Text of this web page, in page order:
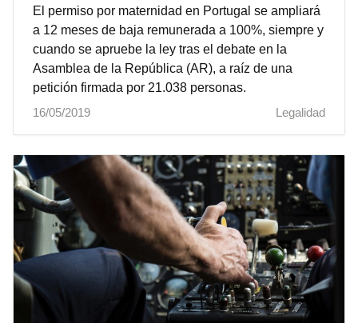
El permiso por maternidad en Portugal se ampliará
a 12 meses de baja remunerada a 100%, siempre y
cuando se apruebe la ley tras el debate en la
Asamblea de la República (AR), a raíz de una
petición firmada por 21.038 personas.
16/05/2019
Legalidad